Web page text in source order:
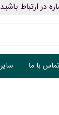
باشید 09199797956
تماس با ما سایر